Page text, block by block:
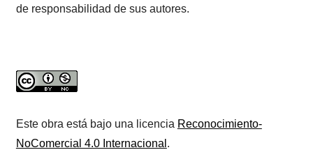
de responsabilidad de sus autores.
Este obra está bajo una licencia Reconocimiento-
NoComercial 4.0 Internacional .